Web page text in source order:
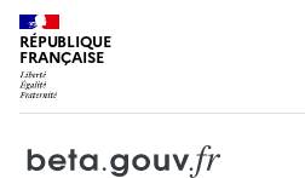
RÉPUBLIQUE
FRANÇAISE